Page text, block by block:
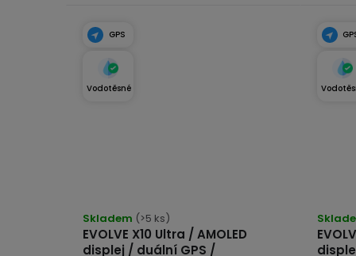
GPS
Vodotěsné
EVOLVE X10 Ultra / AMOLED
displej / duální GPS /
hodnocení
produktu
Skladem (>5 ks)